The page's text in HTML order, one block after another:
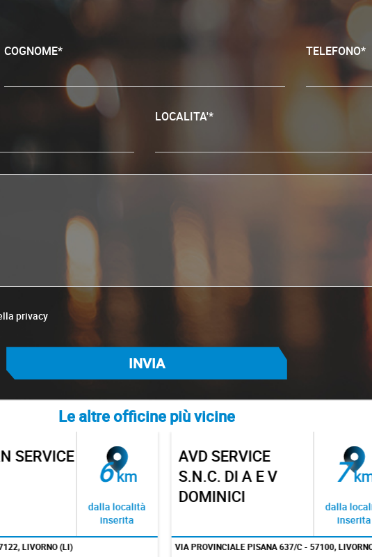
COGNOME* TELEFONO*
LOCALITA'*
privacy
Le altre officine più vicine
km
dalla località
inserita
LIVORNO (LI)
AVD SERVICE
S.N.C. DI A E V
DOMINICI
km
dalla località
inserita
VIA PROVINCIALE PISANA 637/C - 57100, LIVORNO (LI)